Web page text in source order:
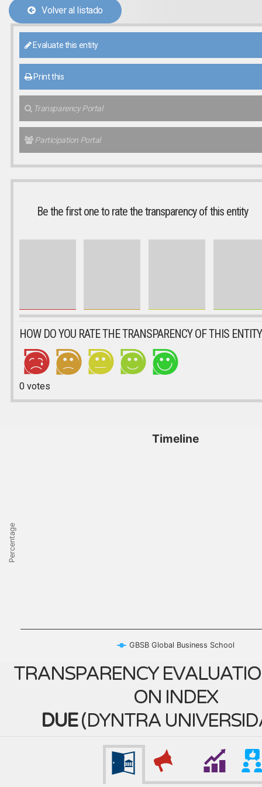
Volver al listado
Evaluate this entity
Print this
Transparency Portal
Participation Portal
Be the first one to rate the transparency of this entity
HOW DO YOU RATE THE TRANSPARENCY OF THIS
0votes
Percentage
Timeline
GBSB Global Business School
TRANSPARENCY
ON INDEX
DUE(DYNTRA